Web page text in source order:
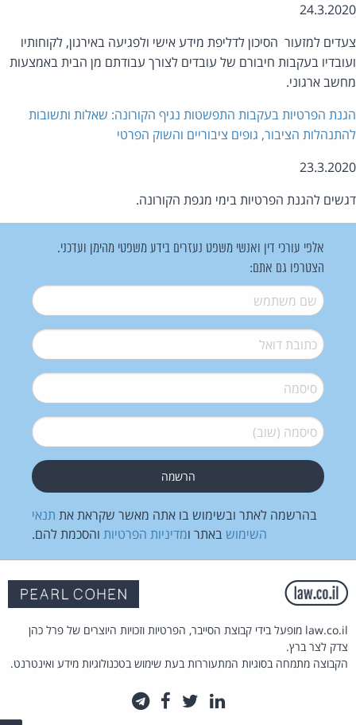
למזעור הסיכון לדליפת מידע אישי ולפגיעה באירגון, לקוחותיו
‏בעקבות‏ חיבורם ‏של ‏עובדים ‏לצורך ‏עבודתם ‏מן ‏הבית ‏באמצעות
‏ארגוני.
הפרטיות בעקבות התפשטות נגיף הקורונה: שאלות ותשובות
הציבור, גופים ציבוריים והשוק הפרטי
להגנת הפרטיות בימי מגפת הקורונה.
אלפי עורכי דין ואנשי משפט נעזרים בידע משפטי מהימן ועדכני.
הצטרפו גם אתם:
שם משתמש*
דואל*
סיסמה*
סיסמה (שוב)*
בהרשמה לאתר ובשימוש בו אתה מאשר שקראת אתתנאי
השימושבאתר ומדיניות הפרטיותוהסכמת להם.
law.co.il מופעל בידי קבוצת הסייבר, הפרטיות וזכויות היוצרים של פרל כהן
צדק לצר ברץ.
הקבוצה מתמחה בסוגיות המתעוררות בעת שימוש בטכנולוגיות מידע ואינטרנט.
לינקדאין
טוויטרפייסבוקטלגרם